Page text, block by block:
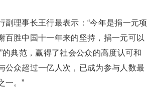
副理事长王行最表示：“今年是捐一元项
百胜中国十一年来的坚持，捐一元可以
的典范，赢得了社会公众的高度认可和
公众超过一亿人次，已成为参与人数最
一。”